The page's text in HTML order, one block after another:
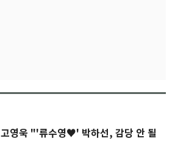
고영욱 "'류수영♥' 박하선, 감당 안 될